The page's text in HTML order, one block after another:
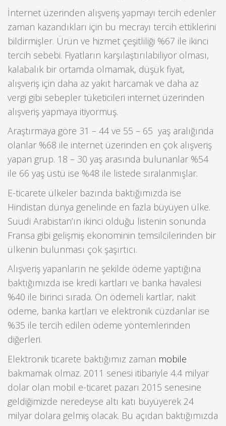
İnternet üzerinden alışveriş yapmayı tercih edenler
zaman kazandıkları için bu mecrayı tercih ettiklerini
bildirmişler. Ürün ve hizmet çeşitliliği %67 ile ikinci
tercih sebebi. Fiyatların karşılaştırılabiliyor olması,
kalabalık bir ortamda olmamak, düşük fiyat,
alışveriş için daha az yakıt harcamak ve daha az
vergi gibi sebepler tüketicileri internet üzerinden
alışveriş yapmaya itiyormuş.
Araştırmaya göre 31 – 44 ve 55 – 65 yaş aralığında
olanlar %68 ile internet üzerinden en çok alışveriş
yapan grup. 18 – 30 yaş arasında bulunanlar %54
ile 66 yaş üstü ise %48 ile listede sıralanmışlar.
E-ticarete ülkeler bazında baktığımızda ise
Hindistan dünya genelinde en fazla büyüyen ülke.
Suudi Arabistan’ın ikinci olduğu listenin sonunda
Fransa gibi gelişmiş ekonominin temsilcilerinden bir
ülkenin bulunması çok şaşırtıcı.
Alışveriş yapanların ne şekilde ödeme yaptığına
baktığımızda ise kredi kartları ve banka havalesi
%40 ile birinci sırada. Ön ödemeli kartlar, nakit
ödeme, banka kartları ve elektronik cüzdanlar ise
%35 ile tercih edilen ödeme yöntemlerinden
diğerleri.
Elektronik ticarete baktığımız zaman mobile
bakmamak olmaz. 2011 senesi itibariyle 4.4 milyar
dolar olan mobil e-ticaret pazarı 2015 senesine
geldiğimizde neredeyse altı katı büyüyerek 24
milyar dolara gelmiş olacak. Bu açıdan baktığımızda